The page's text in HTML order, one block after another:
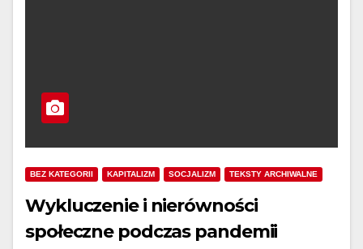
BEZ KATEGORII KAPITALIZM SOCJALIZM TEKSTY ARCHIWALNE
Wykluczenie i nierówności
społeczne podczas pandemii